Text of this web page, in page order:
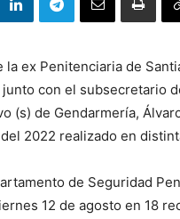
la ex Penitenciaria de
junto con el subsecretario
(s) de Gendarmería,
2022 realizado en
de Seguridad
12 de agosto en 18